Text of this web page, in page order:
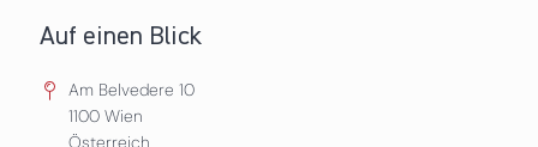
Auf einen Blick
Am Belvedere 10
1100 Wien
Österreich